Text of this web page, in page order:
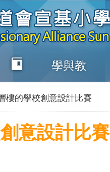
學與教
樓的學校創意設計比賽
意設計比賽